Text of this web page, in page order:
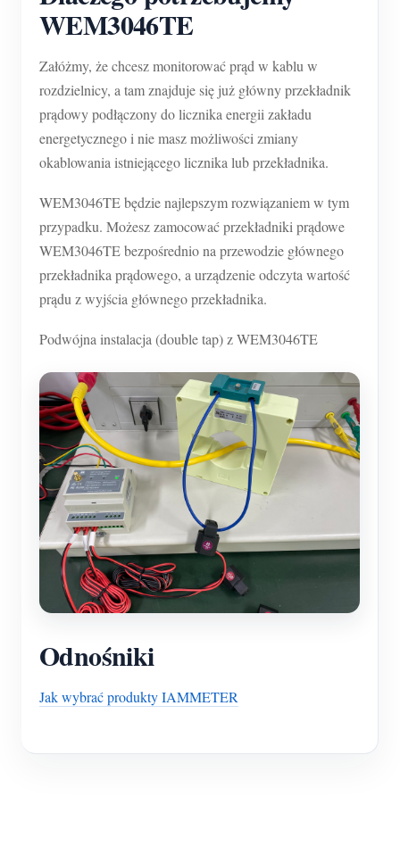
WEM3046TE
Załóżmy, że chcesz monitorować prąd w kablu w
rozdzielnicy, a tam znajduje się już główny przekładnik
prądowy podłączony do licznika energii zakładu
energetycznego i nie masz możliwości zmiany
okablowania istniejącego licznika lub przekładnika.
WEM3046TE będzie najlepszym rozwiązaniem w tym
przypadku. Możesz zamocować przekładniki prądowe
WEM3046TE bezpośrednio na przewodzie głównego
przekładnika prądowego, a urządzenie odczyta wartość
prądu z wyjścia głównego przekładnika.
Podwójna instalacja (double tap) z WEM3046TE
Odnośniki
Jak wybrać produkty IAMMETER